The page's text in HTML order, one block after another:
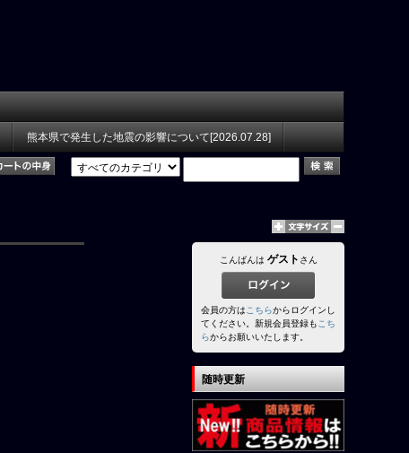
熊本県で発生した地震の影響について[2026.07.28]
こんばんは ゲスト さん
会員の方はこちらからログインし
てください。新規会員登録もこち
らからお願いいたします。
随時更新